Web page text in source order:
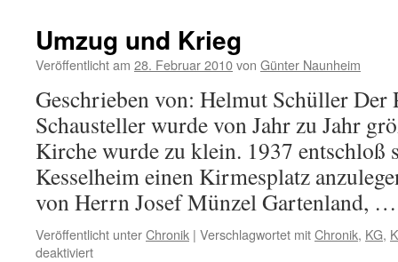
Umzug und Krieg
Veröffentlicht am 28. Februar 2010von Günter Naunheim
Geschrieben von: Helmut Schüller
Schausteller wurde von Jahr zu Jahr
Kirche wurde zu klein. 1937 entschloß
Kesselheim einen Kirmesplatz
von Herrn Josef Münzel Gartenland,
Veröffentlicht unterChronik | Verschlagwortet mitChronik, KG,
deaktiviertfür